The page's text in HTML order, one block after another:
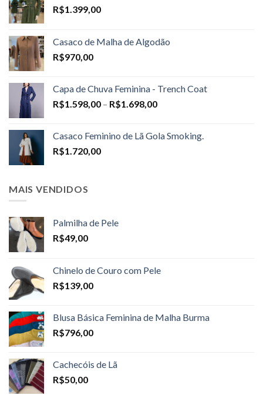
R$1.399,00
Casaco de Malha de Algodão
R$970,00
Capa de Chuva Feminina - Trench Coat
R$1.598,00 – R$1.698,00Price
through
Casaco Feminino de Lã Gola Smoking.
R$1.720,00
MAIS VENDIDOS
Palmilha de Pele
R$49,00
Chinelo de Couro com Pele
R$139,00
Blusa Básica Feminina de Malha Burma
R$796,00
Cachecóis de Lã
R$50,00